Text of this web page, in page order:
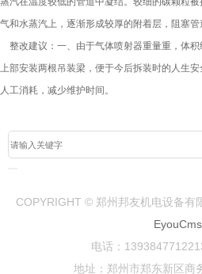
气和水蒸汽上，逐渐形成较厚的附着层，阻塞管
整改建议：一、由于气体喷射器重量重，体
上部安装两根吊装梁，便于今后拆装时的人生
人工消耗，减少维护时间。
COPYRIGHT © 郑州邦友机电设备有
EyouCms
电话：
地址：郑州市郑东新区商